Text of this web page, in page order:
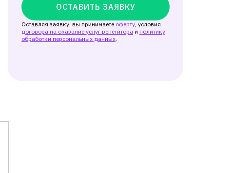
ОСТАВИТЬ ЗАЯВКУ
Оставляя заявку, вы принимаете оферту, условия
договора на оказание услуг репетитора и политику
обработки персональных данных.